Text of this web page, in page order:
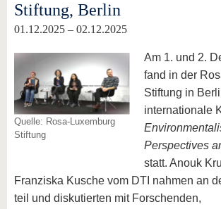
Stiftung, Berlin
01.12.2025 – 02.12.2025
Quelle: Rosa-Luxemburg
Stiftung
Am 1. und 2.
fand in der
Stiftung in
internationale
Perspectives
statt. Anouk
Franziska Kusche vom DTI nahmen an
teil und diskutierten mit Forschenden,